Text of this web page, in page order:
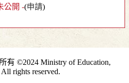
公開 -(申請)
有 ©2024 Ministry of Education,
rights reserved.